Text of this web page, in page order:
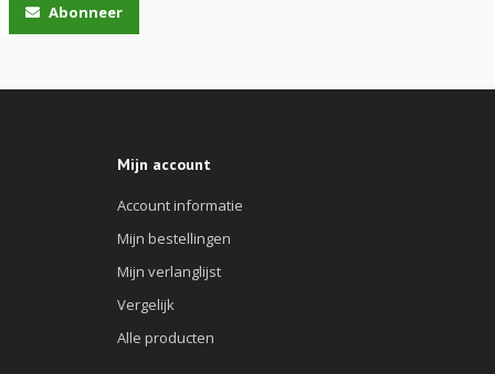
Abonneer
Mijn account
Account informatie
Mijn bestellingen
Mijn verlanglijst
Vergelijk
Alle producten